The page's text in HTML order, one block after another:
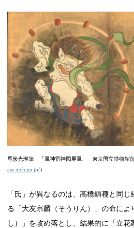
尾形光琳筆 「風神雷神図屏風」 東京国立博物館
ase.nich.go.jp/）
「氏」が異なるのは、高橋鎮種と同
る「大友宗麟（そうりん）」の命によ
し）」を攻め落とし、結果的に「立花